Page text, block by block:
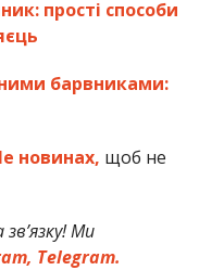
прості способи
барвниками:
новинах, щоб не
Ми
Telegram.